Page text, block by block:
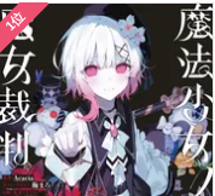
1位